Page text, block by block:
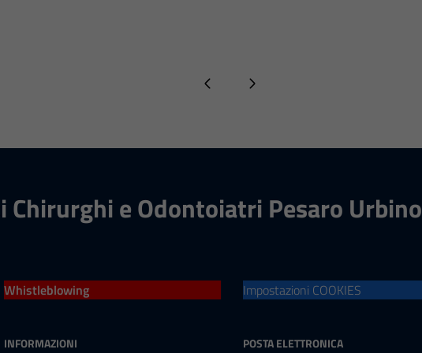
Pagina precedentePagina successiva
Chirurghi e Odontoiatri Pesaro Urbino
Whistleblowing Impostazioni COOKIES
INFORMAZIONI POSTA ELETTRONICA